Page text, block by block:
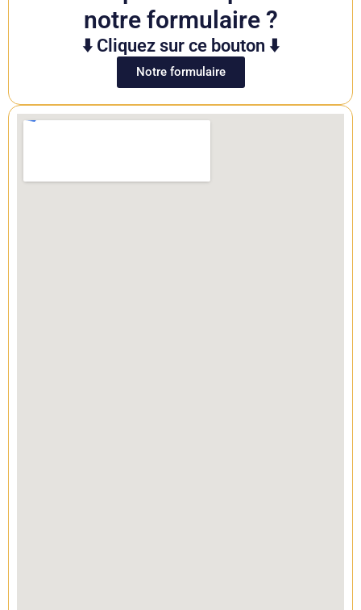
notre formulaire ?
⬇️ Cliquez sur ce bouton ⬇️
Notre formulaire